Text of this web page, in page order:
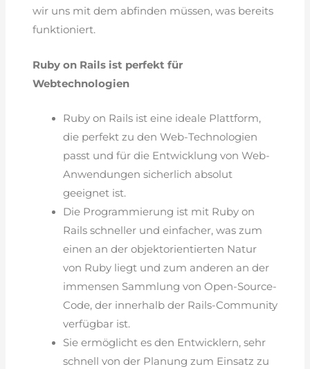
wir uns mit dem abfinden müssen, was bereits
funktioniert.
Ruby on Rails ist perfekt für
Webtechnologien
Ruby on Rails ist eine ideale Plattform,
die perfekt zu den Web-Technologien
passt und für die Entwicklung von Web-
Anwendungen sicherlich absolut
geeignet ist.
Die Programmierung ist mit Ruby on
Rails schneller und einfacher, was zum
einen an der objektorientierten Natur
von Ruby liegt und zum anderen an der
immensen Sammlung von Open-Source-
Code, der innerhalb der Rails-Community
verfügbar ist.
Sie ermöglicht es den Entwicklern, sehr
schnell von der Planung zum Einsatz zu